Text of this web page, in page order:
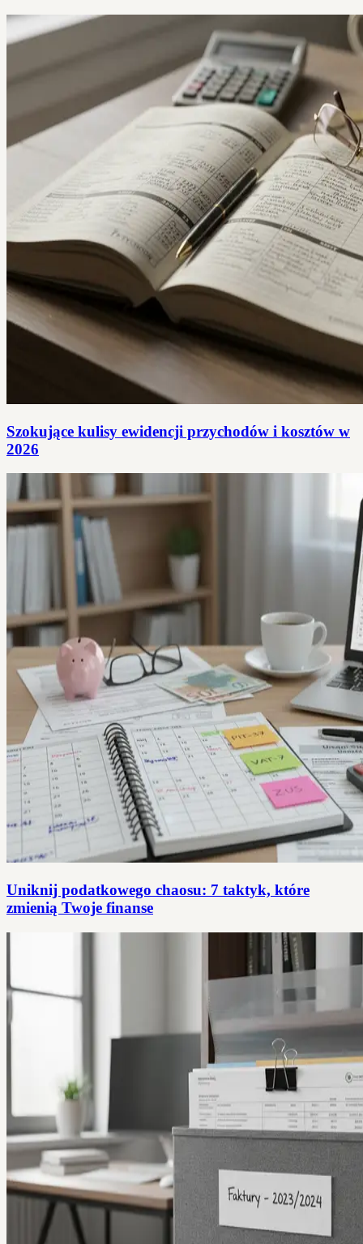
Szokujące kulisy ewidencji przychodów i kosztów w
2026
Uniknij podatkowego chaosu: 7 taktyk, które
zmienią Twoje finanse